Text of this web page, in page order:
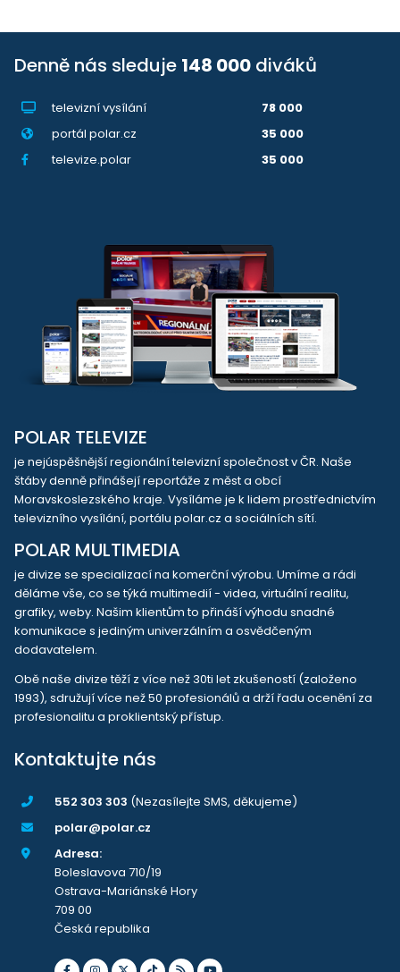
Denně nás sleduje 148 000 diváků
televizní vysílání
78 000
portál polar.cz
35 000
televize.polar
35 000
POLAR TELEVIZE
je nejúspěšnější regionální televizní společnost v ČR. Naše
štáby denně přinášejí reportáže z měst a obcí
Moravskoslezského kraje. Vysíláme je k lidem prostřednictvím
televizního vysílání, portálu polar.cz a sociálních sítí.
POLAR MULTIMEDIA
je divize se specializací na komerční výrobu. Umíme a rádi
děláme vše, co se týká multimedií - videa, virtuální realitu,
grafiky, weby. Našim klientům to přináší výhodu snadné
komunikace s jediným univerzálním a osvědčeným
dodavatelem.
Obě naše divize těží z více než 30ti let zkušeností (založeno
1993), sdružují více než 50 profesionálů a drží řadu ocenění za
profesionalitu a proklientský přístup.
Kontaktujte nás
552 303 303 (Nezasílejte SMS, děkujeme)
polar@polar.cz
Adresa:
Boleslavova 710/19
Ostrava-Mariánské Hory
709 00
Česká republika